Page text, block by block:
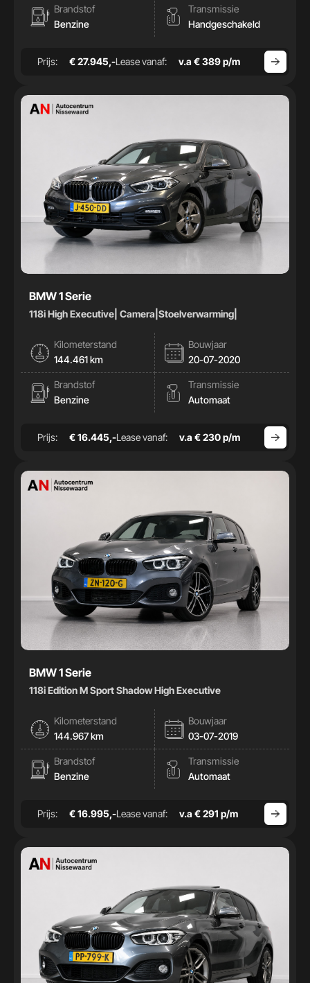
Brandstof
Benzine
Transmissie
Handgeschakeld
Prijs: € 27.945,-Lease vanaf: v.a € 389 p/m
BMW 1 Serie
118i High Executive| Camera|Stoelverwarming|
Kilometerstand
144.461 km
Bouwjaar
20-07-2020
Brandstof
Benzine
Transmissie
Automaat
Prijs: € 16.445,-Lease vanaf: v.a € 230 p/m
BMW 1 Serie
118i Edition M Sport Shadow High Executive
Kilometerstand
144.967 km
Bouwjaar
03-07-2019
Brandstof
Benzine
Transmissie
Automaat
Prijs: € 16.995,-Lease vanaf: v.a € 291 p/m